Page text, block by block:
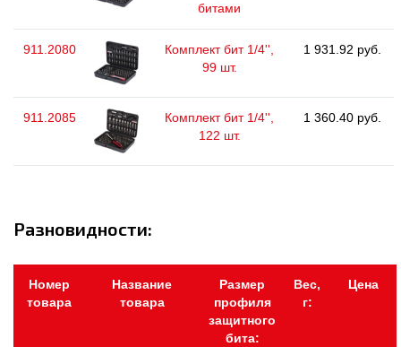
битами
911.2080
Комплект бит 1/4'',
99 шт.
1 931.92 руб.
911.2085
Комплект бит 1/4'',
122 шт.
1 360.40 руб.
Разновидности:
Номер
товара
Название
товара
Размер
профиля
защитного
бита:
Вес,
г:
Цена